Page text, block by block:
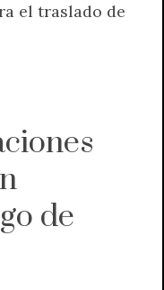
el traslado de
de